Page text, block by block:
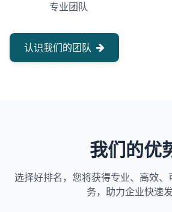
专业团队
认识我们的团队
我们的优
选择好排名，您将获得专业、高效
务，助力企业快速